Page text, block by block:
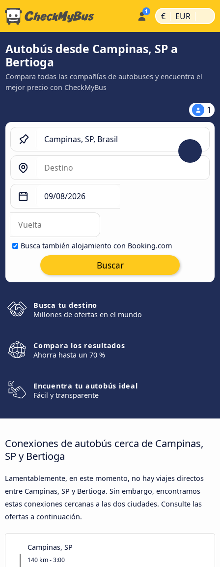
€ | EUR |
Autobús desde Campinas, SP a
Bertioga
Compara todas las compañías de autobuses y encuentra el
mejor precio con CheckMyBus
1
Busca también alojamiento con Booking.com
Buscar
Busca tu destino
Millones de ofertas en el mundo
Compara los resultados
Ahorra hasta un 70 %
Encuentra tu autobús ideal
Fácil y transparente
Conexiones de autobús cerca de Campinas,
SP y Bertioga
Lamentablemente, en este momento, no hay viajes directos
entre Campinas, SP y Bertioga. Sin embargo, encontramos
estas conexiones cercanas a las dos ciudades. Consulte las
ofertas a continuación.
Campinas, SP
140 km - 3:00